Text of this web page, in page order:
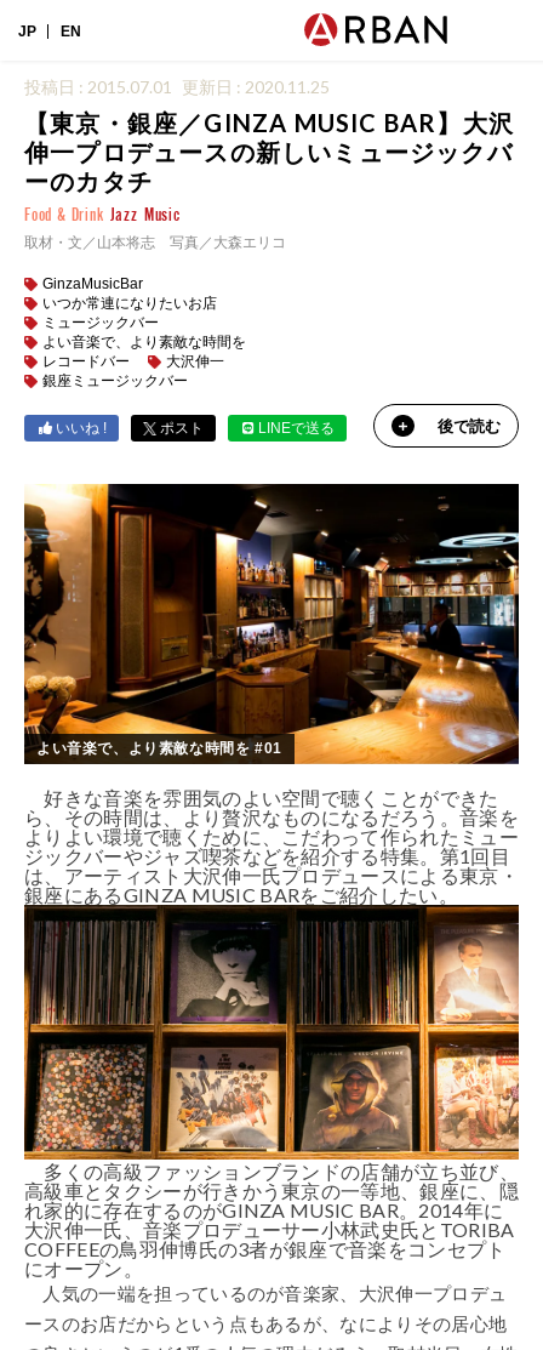
JP EN
投稿日 : 2015.07.01 更新日 : 2020.11.25
【東京・銀座／GINZA MUSIC BAR】大沢
伸一プロデュースの新しいミュージックバ
ーのカタチ
Food & Drink Jazz Music
取材・文／山本将志 写真／大森エリコ
GinzaMusicBar
いつか常連になりたいお店
ミュージックバー
よい音楽で、より素敵な時間を
レコードバー
大沢伸一
銀座ミュージックバー
いいね ! ポスト LINEで送る 後で読む
よい音楽で、より素敵な時間を #01
好きな音楽を雰囲気のよい空間で聴くことができた
ら、その時間は、より贅沢なものになるだろう。音楽を
よりよい環境で聴くために、こだわって作られたミュー
ジックバーやジャズ喫茶などを紹介する特集。第1回目
は、アーティスト大沢伸一氏プロデュースによる東京・
銀座にあるGINZA MUSIC BARをご紹介したい。
多くの高級ファッションブランドの店舗が立ち並び、
高級車とタクシーが行きかう東京の一等地、銀座に、隠
れ家的に存在するのがGINZA MUSIC BAR。2014年に
大沢伸一氏、音楽プロデューサー小林武史氏とTORIBA
COFFEEの鳥羽伸博氏の3者が銀座で音楽をコンセプト
にオープン。
人気の一端を担っているのが音楽家、大沢伸一プロデュ
ースのお店だからという点もあるが、なによりその居心地